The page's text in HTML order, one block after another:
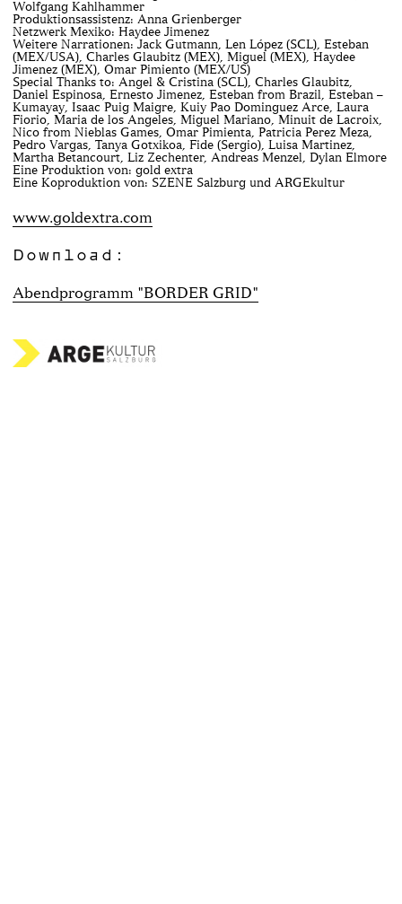
Wolfgang Kahlhammer
Produktionsassistenz: Anna Grienberger
Netzwerk Mexiko: Haydee Jimenez
Weitere Narrationen: Jack Gutmann, Len López (SCL), Esteban
(MEX/USA), Charles Glaubitz (MEX), Miguel (MEX), Haydee
Jimenez (MEX), Omar Pimiento (MEX/US)
Special Thanks to: Angel & Cristina (SCL), Charles Glaubitz,
Daniel Espinosa, Ernesto Jimenez, Esteban from Brazil, Esteban –
Kumayay, Isaac Puig Maigre, Kuiy Pao Dominguez Arce, Laura
Fiorio, Maria de los Angeles, Miguel Mariano, Minuit de Lacroix,
Nico from Nieblas Games, Omar Pimienta, Patricia Perez Meza,
Pedro Vargas, Tanya Gotxikoa, Fide (Sergio), Luisa Martinez,
Martha Betancourt, Liz Zechenter, Andreas Menzel, Dylan Elmore
Eine Produktion von: gold extra
Eine Koproduktion von: SZENE Salzburg und ARGEkultur
www.goldextra.com
Download:
Abendprogramm "BORDER GRID"